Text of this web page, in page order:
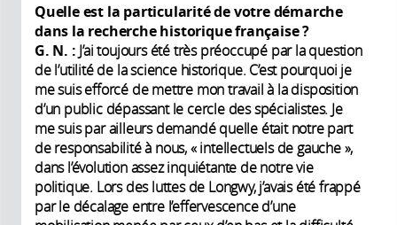
Quelle est la particularité de votre démarche
dans la recherche historique française?
G. N. : J’ai toujours été très préoccupé par la question
de l’utilité de la science historique. C’est pourquoi je
me suis efforcé de mettre mon travail à la disposition
d’un public dépassant le cercle des spécialistes. Je
me suis par ailleurs demandé quelle était notre part
de responsabilité à nous, « intellectuels de gauche »,
dans l’évolution assez inquiétante de notre vie
politique. Lors des luttes de Longwy, j’avais été frappé
par le décalage entre l’effervescence d’une